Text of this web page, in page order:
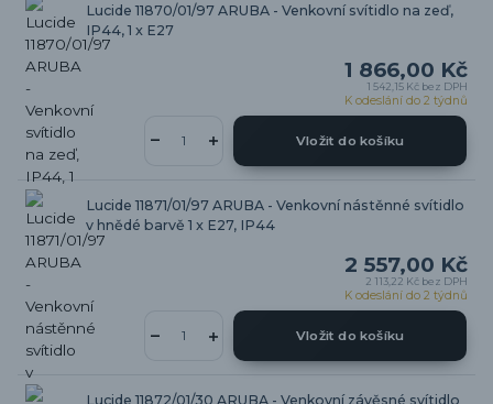
Lucide 11870/01/97 ARUBA - Venkovní svítidlo na zeď,
IP44, 1 x E27
1 866,00 Kč
1 542,15 Kč bez DPH
K odeslání do 2 týdnů
Vložit do košíku
Lucide 11871/01/97 ARUBA - Venkovní nástěnné svítidlo
v hnědé barvě 1 x E27, IP44
2 557,00 Kč
2 113,22 Kč bez DPH
K odeslání do 2 týdnů
Vložit do košíku
Lucide 11872/01/30 ARUBA - Venkovní závěsné svítidlo